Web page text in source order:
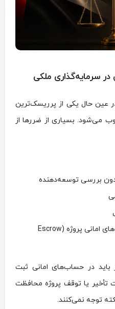
عین حال یکی از پرریسک‌ترین
می‌شود. بسیاری از ضررها از
بررسی توسعه‌دهنده
بررسی نکردن وضعیت حساب‌های امانی پروژه (Escrow
باید در حساب‌های امانی ثبت
تأخیر یا توقف پروژه محافظت
توجه نمی‌کنند.